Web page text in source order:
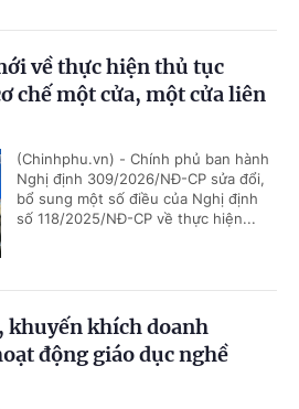
về thực hiện thủ tục
chế một cửa, một cửa liên
(Chinhphu.vn) - Chính phủ ban hành
Nghị định 309/2026/NĐ-CP sửa đổi,
bổ sung một số điều của Nghị định
số 118/2025/NĐ-CP về thực hiện...
khuyến khích doanh
động giáo dục nghề